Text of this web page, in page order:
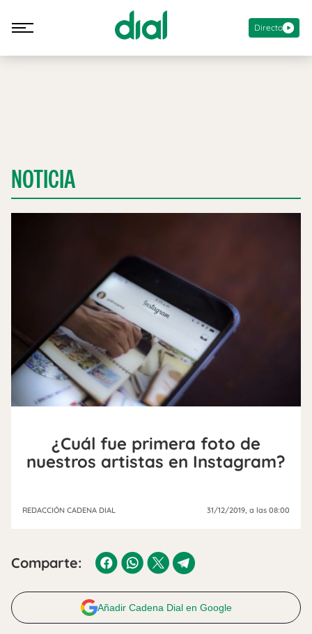
Directo
NOTICIA
¿Cuál fue primera foto de
nuestros artistas en Instagram?
REDACCIÓN CADENA DIAL 31/12/2019 , a las 08:00
Comparte:
Añadir Cadena Dial en Google